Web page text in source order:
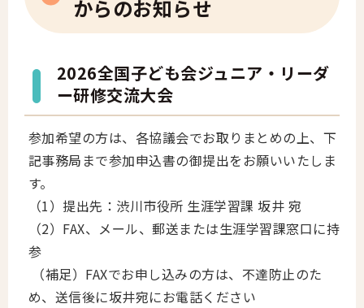
からのお知らせ
2026全国子ども会ジュニア・リーダ
ー研修交流大会
参加希望の方は、各協議会でお取りまとめの上、下
記事務局まで参加申込書の御提出をお願いいたしま
す。
（1）提出先：渋川市役所 生涯学習課 坂井 宛
（2）FAX、メール、郵送または生涯学習課窓口に持
参
（補足）FAXでお申し込みの方は、不達防止のた
め、送信後に坂井宛にお電話ください